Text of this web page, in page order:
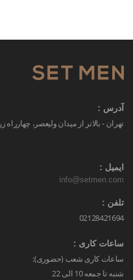
آدرس :
تهران - بالاتر از میدان ولیعصر،
ایمیل :
info@setmen.com
تلفن :
02128421694
ساعات کاری :
ساعات کاری شعب (حضوری):
شنبه تا جمعه 10 الی 22